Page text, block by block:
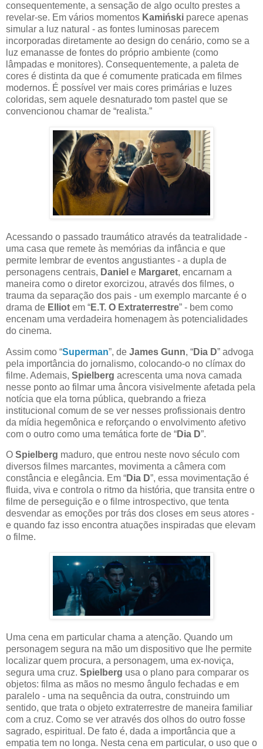
consequentemente, a sensação de algo oculto prestes a
revelar-se. Em vários momentos Kamiński parece apenas
simular a luz natural - as fontes luminosas parecem
incorporadas diretamente ao design do cenário, como se a
luz emanasse de fontes do próprio ambiente (como
lâmpadas e monitores). Consequentemente, a paleta de
cores é distinta da que é comumente praticada em filmes
modernos. É possível ver mais cores primárias e luzes
coloridas, sem aquele desnaturado tom pastel que se
convencionou chamar de “realista.”
Acessando o passado traumático através da teatralidade -
uma casa que remete às memórias da infância e que
permite lembrar de eventos angustiantes - a dupla de
personagens centrais, Daniel e Margaret, encarnam a
maneira como o diretor exorcizou, através dos filmes, o
trauma da separação dos pais - um exemplo marcante é o
drama de Elliot em “E.T. O Extraterrestre” - bem como
encenam uma verdadeira homenagem às potencialidades
do cinema.
Assim como “Superman”, de James Gunn, “Dia D” advoga
pela importância do jornalismo, colocando-o no clímax do
filme. Ademais, Spielberg acrescenta uma nova camada
nesse ponto ao filmar uma âncora visivelmente afetada pela
notícia que ela torna pública, quebrando a frieza
institucional comum de se ver nesses profissionais dentro
da mídia hegemônica e reforçando o envolvimento afetivo
com o outro como uma temática forte de “Dia D”.
O Spielberg maduro, que entrou neste novo século com
diversos filmes marcantes, movimenta a câmera com
constância e elegância. Em “Dia D”, essa movimentação é
fluida, viva e controla o ritmo da história, que transita entre o
filme de perseguição e o filme introspectivo, que tenta
desvendar as emoções por trás dos closes em seus atores -
e quando faz isso encontra atuações inspiradas que elevam
o filme.
Uma cena em particular chama a atenção. Quando um
personagem segura na mão um dispositivo que lhe permite
localizar quem procura, a personagem, uma ex-noviça,
segura uma cruz. Spielberg usa o plano para comparar os
objetos: filma as mãos no mesmo ângulo fechadas e em
paralelo - uma na sequência da outra, construindo um
sentido, que trata o objeto extraterrestre de maneira familiar
com a cruz. Como se ver através dos olhos do outro fosse
sagrado, espiritual. De fato é, dada a importância que a
empatia tem no longa. Nesta cena em particular, o uso que o